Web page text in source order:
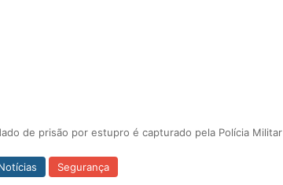
de prisão por estupro é capturado pela Polícia Militar
Segurança